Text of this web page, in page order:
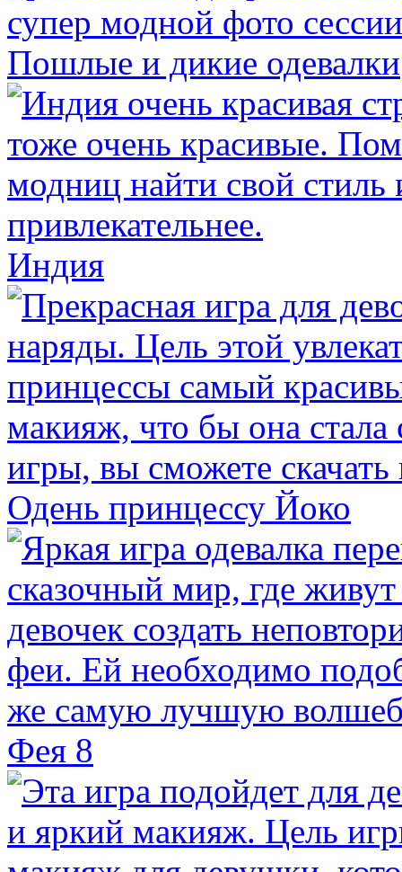
Пошлые и дикие одевалки
Индия
Одень принцессу Йоко
Фея 8